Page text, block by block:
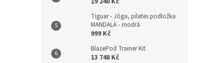
Tiguar - Jóga, pilates podložka
MANDALA - modrá
999 Kč
BlazePod Trainer Kit
13 748 Kč